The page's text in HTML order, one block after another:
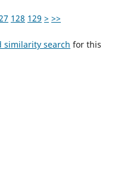
128 129 > >>
similarity search for this